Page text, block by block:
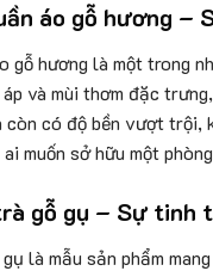
áo gỗ hương –
gỗ hương là một trong
áp và mùi thơm đặc
còn có độ bền vượt trội,
muốn sở hữu một
gỗ gụ – Sự
là mẫu sản phẩm